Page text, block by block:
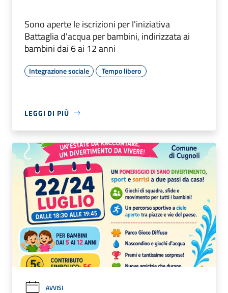
Sono aperte le iscrizioni per l'iniziativa
Battaglia d'acqua per bambini, indirizzata ai
bambini dai 6 ai 12 anni
Integrazione sociale Tempo libero
LEGGI DI PIÙ
AVVISI